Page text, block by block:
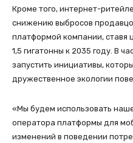
Кроме того, интернет-
снижению выбросов
платформой компании, ставя
1,5 гигатонны к 2035 году. В
запустить инициативы,
дружественное экологии
«Мы будем использовать
оператора платформы для
изменений в поведении